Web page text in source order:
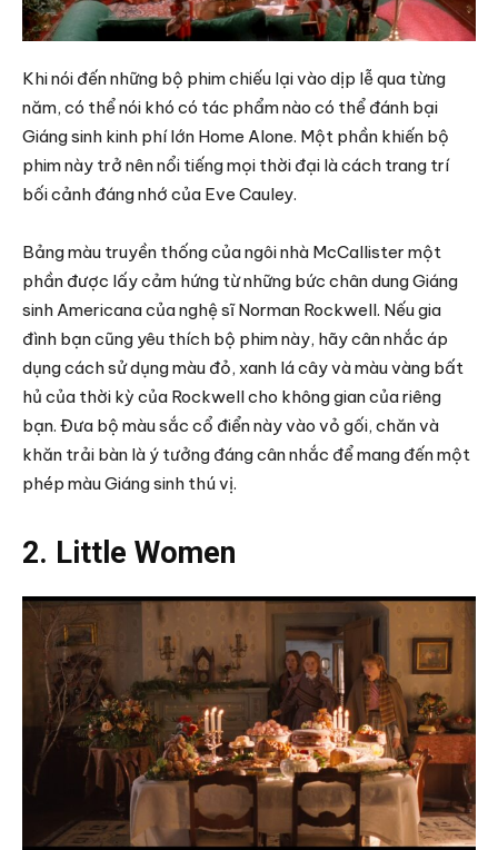
Khi nói đến những bộ phim chiếu lại vào dịp lễ qua từng
năm, có thể nói khó có tác phẩm nào có thể đánh bại
Giáng sinh kinh phí lớn Home Alone. Một phần khiến bộ
phim này trở nên nổi tiếng mọi thời đại là cách trang trí
bối cảnh đáng nhớ của Eve Cauley.
Bảng màu truyền thống của ngôi nhà McCallister một
phần được lấy cảm hứng từ những bức chân dung Giáng
sinh Americana của nghệ sĩ Norman Rockwell. Nếu gia
đình bạn cũng yêu thích bộ phim này, hãy cân nhắc áp
dụng cách sử dụng màu đỏ, xanh lá cây và màu vàng bất
hủ của thời kỳ của Rockwell cho không gian của riêng
bạn. Đưa bộ màu sắc cổ điển này vào vỏ gối, chăn và
khăn trải bàn là ý tưởng đáng cân nhắc để mang đến một
phép màu Giáng sinh thú vị.
2. Little Women